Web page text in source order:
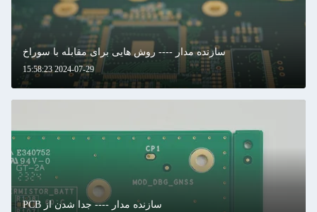
2024-07-29 15:58:23
سازنده مدار ---- روش هایی برای مقابله با سوراخ
سازنده مدار ---- جدا شدن از PCB